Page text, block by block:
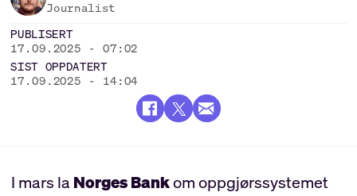
Journalist
PUBLISERT
17.09.2025 - 07:02
SIST OPPDATERT
17.09.2025 - 14:04
I mars la Norges Bankom oppgjørssystemet